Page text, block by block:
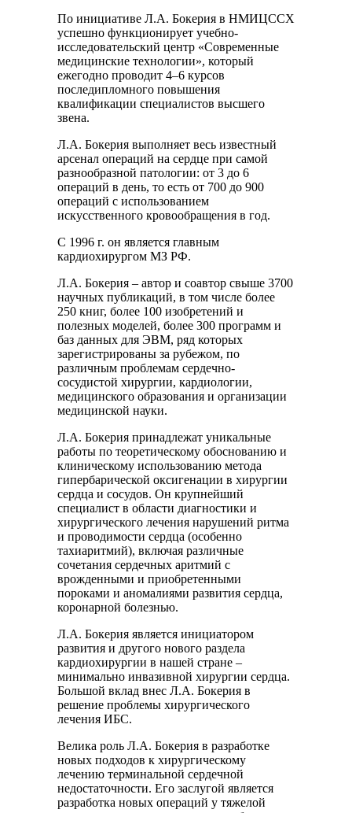
По инициативе Л.А. Бокерия в НМИЦССХ
успешно функционирует учебно-
исследовательский центр «Современные
медицинские технологии», который
ежегодно проводит 4–6 курсов
последипломного повышения
квалификации специалистов высшего
звена.
Л.А. Бокерия выполняет весь известный
арсенал операций на сердце при самой
разнообразной патологии: от 3 до 6
операций в день, то есть от 700 до 900
операций с использованием
искусственного кровообращения в год.
С 1996 г. он является главным
кардиохирургом МЗ РФ.
Л.А. Бокерия – автор и соавтор свыше 3700
научных публикаций, в том числе более
250 книг, более 100 изобретений и
полезных моделей, более 300 программ и
баз данных для ЭВМ, ряд которых
зарегистрированы за рубежом, по
различным проблемам сердечно-
сосудистой хирургии, кардиологии,
медицинского образования и организации
медицинской науки.
Л.А. Бокерия принадлежат уникальные
работы по теоретическому обоснованию и
клиническому использованию метода
гипербарической оксигенации в хирургии
сердца и сосудов. Он крупнейший
специалист в области диагностики и
хирургического лечения нарушений ритма
и проводимости сердца (особенно
тахиаритмий), включая различные
сочетания сердечных аритмий с
врожденными и приобретенными
пороками и аномалиями развития сердца,
коронарной болезнью.
Л.А. Бокерия является инициатором
развития и другого нового раздела
кардиохирургии в нашей стране –
минимально инвазивной хирургии сердца.
Большой вклад внес Л.А. Бокерия в
решение проблемы хирургического
лечения ИБС.
Велика роль Л.А. Бокерия в разработке
новых подходов к хирургическому
лечению терминальной сердечной
недостаточности. Его заслугой является
разработка новых операций у тяжелой